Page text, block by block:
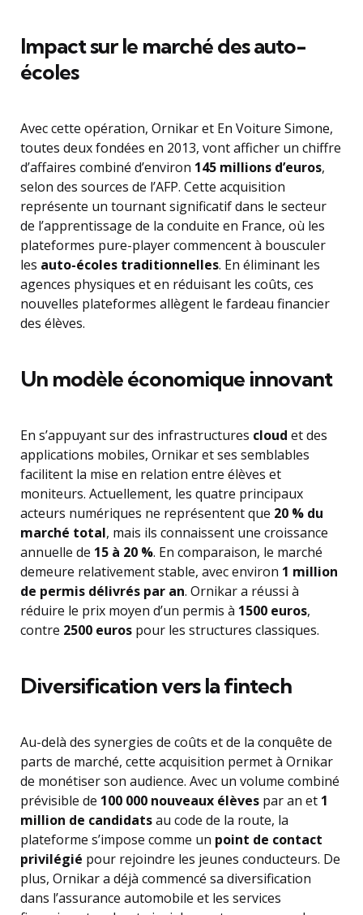
Impact sur le marché des auto-
écoles
Avec cette opération, Ornikar et En Voiture Simone,
toutes deux fondées en 2013, vont afficher un chiffre
d’affaires combiné d’environ 145 millions d’euros,
selon des sources de l’AFP. Cette acquisition
représente un tournant significatif dans le secteur
de l’apprentissage de la conduite en France, où les
plateformes pure-player commencent à bousculer
les auto-écoles traditionnelles. En éliminant les
agences physiques et en réduisant les coûts, ces
nouvelles plateformes allègent le fardeau financier
des élèves.
Un modèle économique innovant
En s’appuyant sur des infrastructures cloud et des
applications mobiles, Ornikar et ses semblables
facilitent la mise en relation entre élèves et
moniteurs. Actuellement, les quatre principaux
acteurs numériques ne représentent que 20 % du
marché total, mais ils connaissent une croissance
annuelle de 15 à 20 %. En comparaison, le marché
demeure relativement stable, avec environ 1 million
de permis délivrés par an. Ornikar a réussi à
réduire le prix moyen d’un permis à 1500 euros,
contre 2500 euros pour les structures classiques.
Diversification vers la fintech
Au-delà des synergies de coûts et de la conquête de
parts de marché, cette acquisition permet à Ornikar
de monétiser son audience. Avec un volume combiné
prévisible de 100 000 nouveaux élèves par an et 1
million de candidatsau code de la route, la
plateforme s’impose comme un point de contact
privilégié pour rejoindre les jeunes conducteurs. De
plus, Ornikar a déjà commencé sa diversification
dans l’assurance automobile et les services